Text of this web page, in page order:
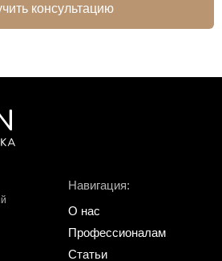
консультацию
Навигация:
О нас
Профессионалам
Статьи